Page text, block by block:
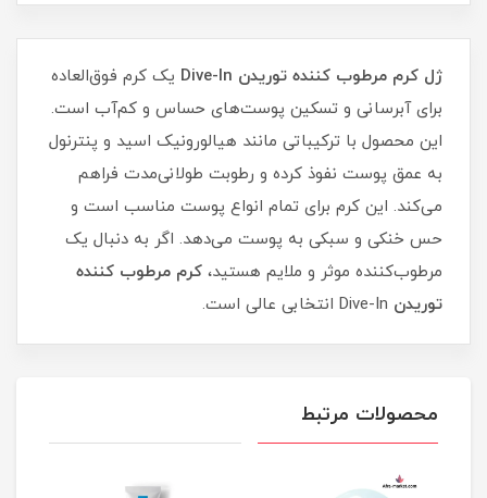
ژل کرم مرطوب کننده توریدن Dive-In
یک کرم فوق‌العاده
برای آبرسانی و تسکین پوست‌های حساس و کم‌آب است.
این محصول با ترکیباتی مانند هیالورونیک اسید و پنترنول
به عمق پوست نفوذ کرده و رطوبت طولانی‌مدت فراهم
می‌کند. این کرم برای تمام انواع پوست مناسب است و
حس خنکی و سبکی به پوست می‌دهد. اگر به دنبال یک
مرطوب‌کننده موثر و ملایم هستید، کرم مرطوب کننده
توریدن
محصولات مرتبط